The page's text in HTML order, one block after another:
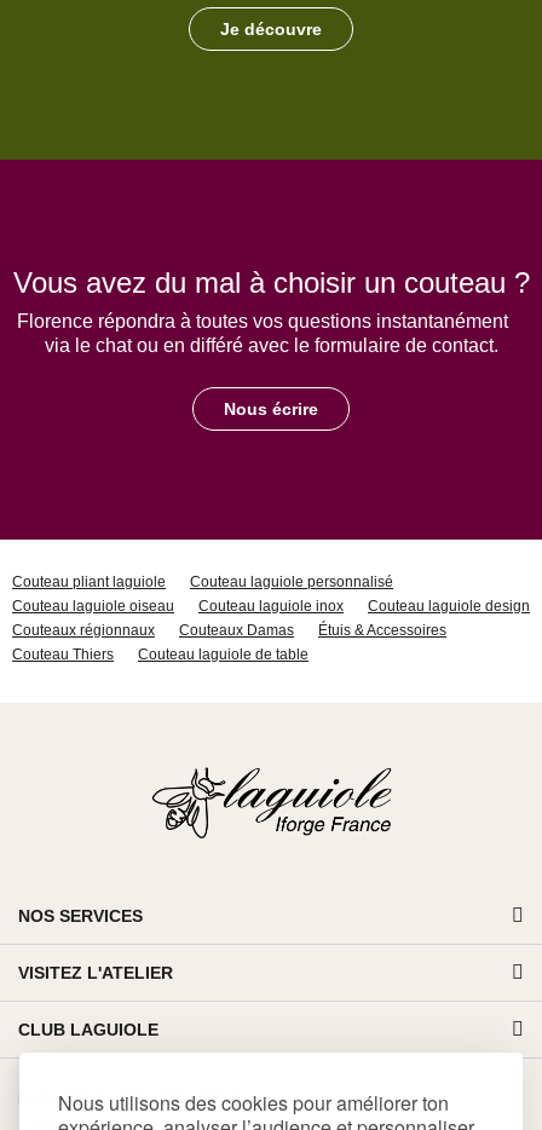
Nous utilisons des cookies pour améliorer ton
Je découvre
Vous avez du mal à choisir un couteau ?
Florence répondra à toutes vos questions instantanément
via le chat ou en différé avec le formulaire de contact.
Nous écrire
Couteau pliant laguiole
Couteau laguiole personnalisé
Couteau laguiole oiseau
Couteau laguiole inox
Couteau laguiole design
Couteaux régionnaux
Couteaux Damas
Étuis & Accessoires
Couteau Thiers
Couteau laguiole de table
NOS SERVICES
VISITEZ L'ATELIER
CLUB LAGUIOLE
PAIEMENT 100% SÉCURISÉ